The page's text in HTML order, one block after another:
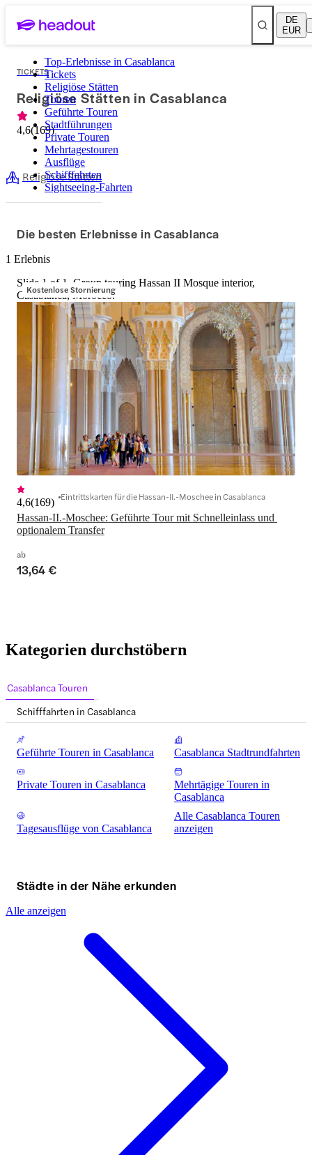
DE
EUR
Top-Erlebnisse in Casablanca
Tickets
Religiöse Stätten
Touren
Geführte Touren
Stadtführungen
Private Touren
Mehrtagestouren
Ausflüge
Schifffahrten
Sightseeing-Fahrten
TICKETS
Religiöse Stätten in Casablanca
4,6(169)
Religiöse Stätten
Die besten Erlebnisse in Casablanca
1 Erlebnis
Kostenlose Stornierung
Slide 1 of 1, Group touring Hassan II Mosque interior,
Casablanca, Morocco.
Hassan-II.-Moschee: Geführte Tour mit Schnelleinlass und
optionalem Transfer
4,6(169) Eintrittskarten für die Hassan-II.-Moschee in Casablanca
ab
13,64 €
Kategorien durchstöbern
Casablanca Touren
Schifffahrten in Casablanca
Geführte Touren in Casablanca Casablanca Stadtrundfahrten
Private Touren in Casablanca
Mehrtägige Touren in
Casablanca
Tagesausflüge von Casablanca
Alle Casablanca Touren
anzeigen
Städte in der Nähe erkunden
Alle anzeigen